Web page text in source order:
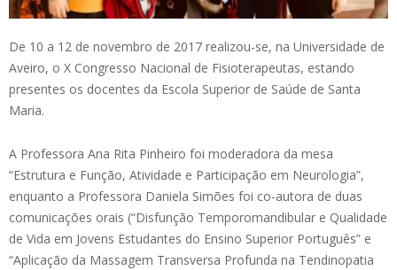
De 10 a 12 de novembro de 2017 realizou-se, na Universidade de
Aveiro, o X Congresso Nacional de Fisioterapeutas, estando
presentes os docentes da Escola Superior de Saúde de Santa
Maria.
A Professora Ana Rita Pinheiro foi moderadora da mesa
“Estrutura e Função, Atividade e Participação em Neurologia”,
enquanto a Professora Daniela Simões foi co-autora de duas
comunicações orais (“Disfunção Temporomandibular e Qualidade
de Vida em Jovens Estudantes do Ensino Superior Português” e
“Aplicação da Massagem Transversa Profunda na Tendinopatia